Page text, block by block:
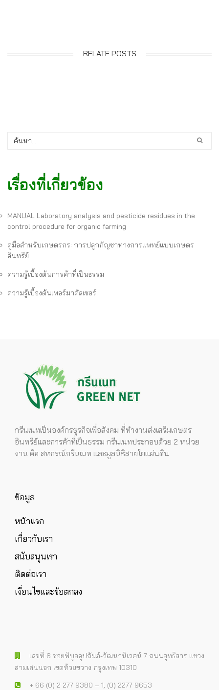
RELATE POSTS
เรื่องที่เกี่ยวข้อง
MANUAL Laboratory analysis and pesticide residues in the
control procedure for organic farming
คู่มือสำหรับเกษตรกร: การปลูกกัญชาทางการแพทย์แบบเกษตร
อินทรีย์
ความรู้เบื้องต้นการค้าที่เป็นธรรม
ความรู้เบื้องต้นเพอร์มาคัลเชอร์
กรีนเนทเป็นองค์กรธุรกิจเพื่อสังคม ที่ทำงานส่งเสริมเกษตร
อินทรีย์และการค้าที่เป็นธรรม กรีนเนทประกอบด้วย 2 หน่วย
งาน คือ สหกรณ์กรีนเนท และมูลนิธิสายใยแผ่นดิน
ข้อมูล
หน้าแรก
เกี่ยวกับเรา
สนับสนุนเรา
ติดต่อเรา
เงื่อนไขและข้อตกลง
เลขที่ 6 ซอยพิบูลอุปถัมภ์-วัฒนานิเวศน์ 7 ถนนสุทธิสาร แขวง
สามเสนนอก เขตห้วยขวาง กรุงเทพ 10310
+ 66 (0) 2 277 9380 – 1, (0) 2277 9653